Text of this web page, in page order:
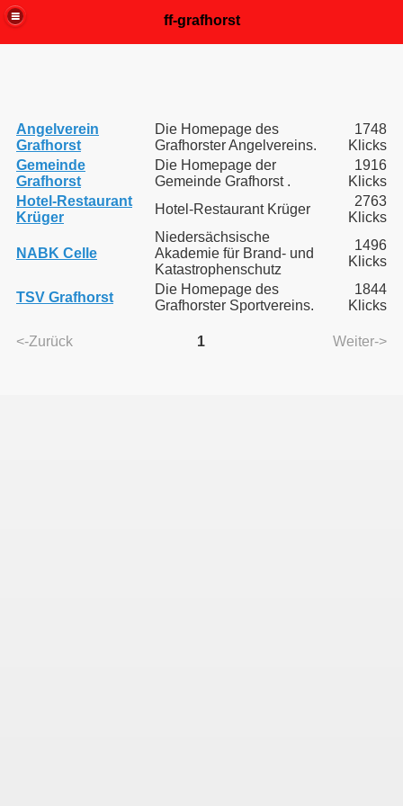
ff-grafhorst
Angelverein
Grafhorst
Die Homepage des
Grafhorster Angelvereins.
1748
Klicks
Gemeinde
Grafhorst
Die Homepage der
Gemeinde Grafhorst .
1916
Klicks
Hotel-Restaurant
Krüger
Hotel-Restaurant Krüger
2763
Klicks
NABK Celle
Niedersächsische
Akademie für Brand- und
Katastrophenschutz
1496
Klicks
TSV Grafhorst
Die Homepage des
Grafhorster Sportvereins.
1844
Klicks
<-Zurück 1 Weiter->